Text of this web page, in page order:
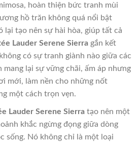
hoàn thiện bức tranh mùi
hồ trăn không quá nổi bật
lại tạo nên sự hài hòa, giúp tất cả
Lauder Serene Sierragắn kết
có sự tranh giành nào giữa các
lại sự vững chãi, ấm áp nhưng
mới, làm nền cho những nốt
một cách trọn vẹn.
Lauder Serene Sierratạo nên một
khắc ngừng đọng giữa dòng
sống. Nó không chỉ là một loại